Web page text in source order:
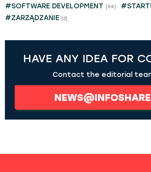
#SOFTWARE DEVELOPMENT (54)
#ZARZĄDZANIE (3)
HAVE ANY IDEA FOR
Contact the editorial